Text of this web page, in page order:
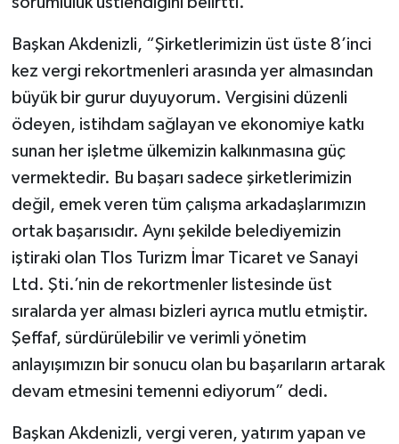
Başkan Akdenizli, “Şirketlerimizin üst üste 8’inci
kez vergi rekortmenleri arasında yer almasından
büyük bir gurur duyuyorum. Vergisini düzenli
ödeyen, istihdam sağlayan ve ekonomiye katkı
sunan her işletme ülkemizin kalkınmasına güç
vermektedir. Bu başarı sadece şirketlerimizin
değil, emek veren tüm çalışma arkadaşlarımızın
ortak başarısıdır. Aynı şekilde belediyemizin
iştiraki olan Tlos Turizm İmar Ticaret ve Sanayi
Ltd. Şti.’nin de rekortmenler listesinde üst
sıralarda yer alması bizleri ayrıca mutlu etmiştir.
Şeffaf, sürdürülebilir ve verimli yönetim
anlayışımızın bir sonucu olan bu başarıların artarak
devam etmesini temenni ediyorum” dedi.
Başkan Akdenizli, vergi veren, yatırım yapan ve